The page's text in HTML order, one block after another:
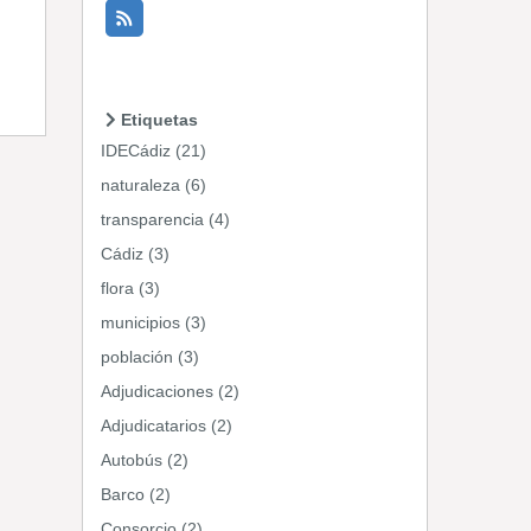
Etiquetas
IDECádiz (21)
naturaleza (6)
transparencia (4)
Cádiz (3)
flora (3)
municipios (3)
población (3)
Adjudicaciones (2)
Adjudicatarios (2)
Autobús (2)
Barco (2)